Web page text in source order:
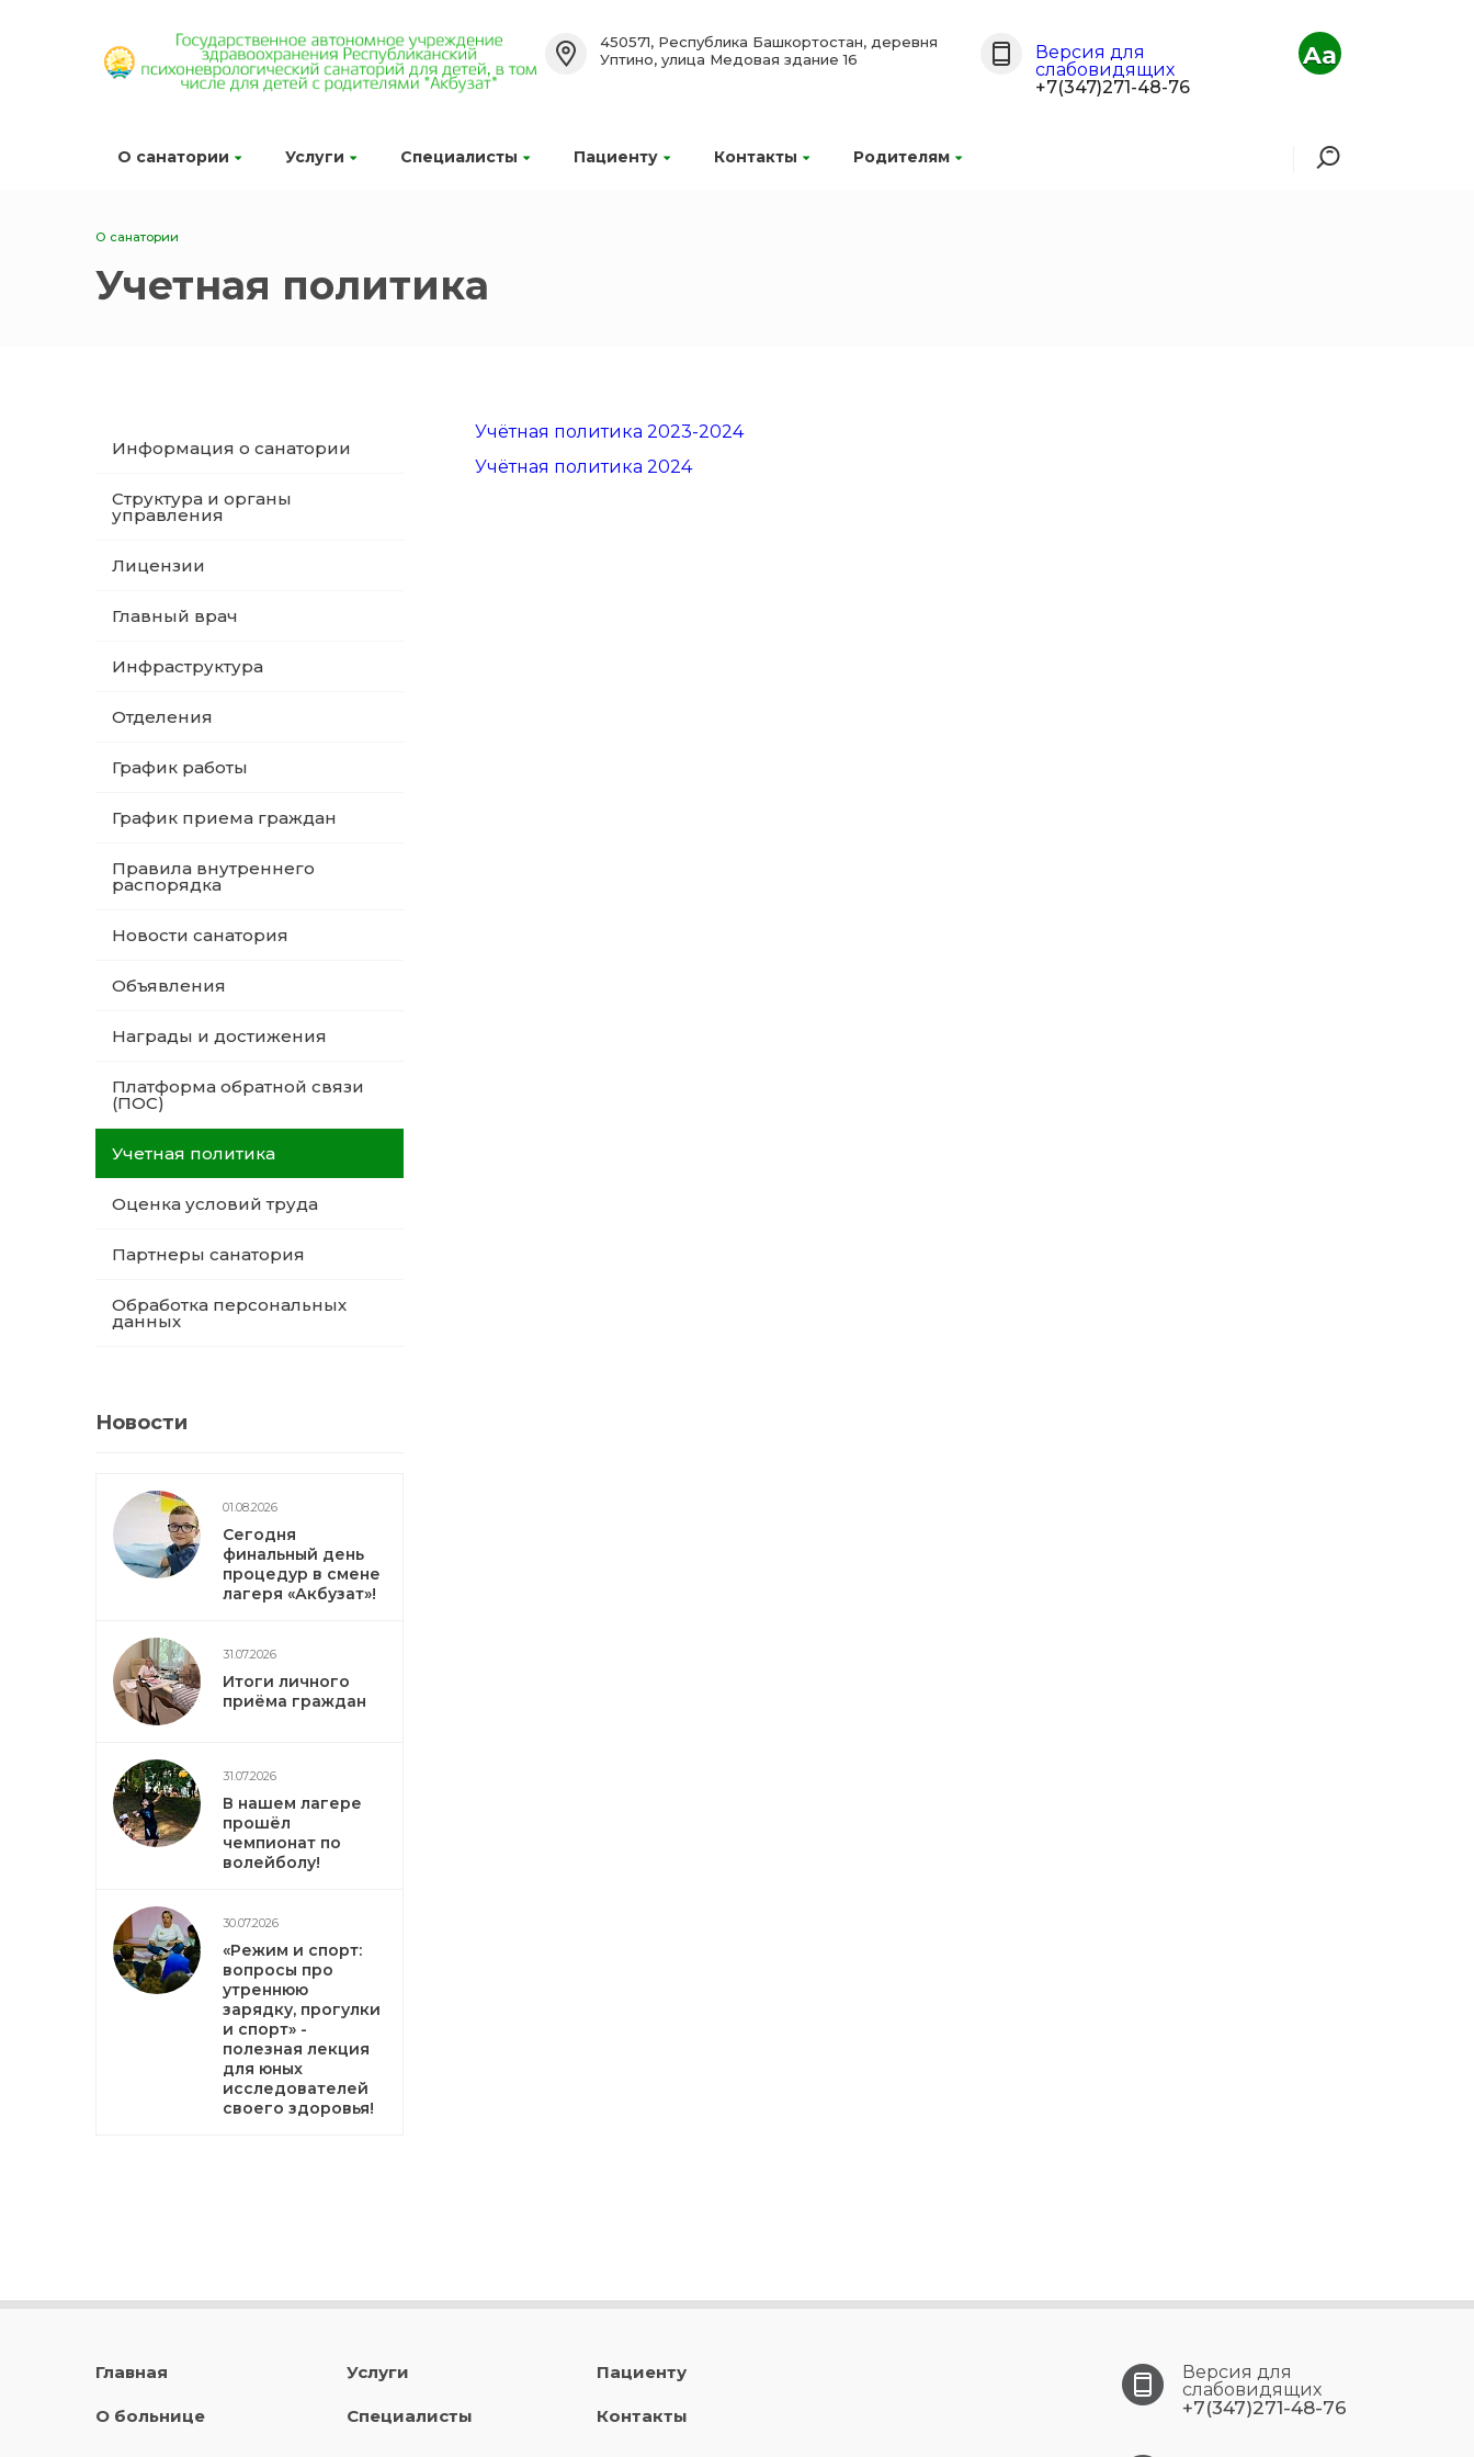
О санатории Услуги Специалисты Пациенту Контакты Родителям
450571, Республика Башкортостан, деревня
Уптино, улица Медовая здание 16
Версия для
слабовидящих
+7(347)271-48-76
Aa
О санатории
Учетная политика
Информация о санатории
Структура и органы
управления
Лицензии
Главный врач
Инфраструктура
Отделения
График работы
График приема граждан
Правила внутреннего
распорядка
Новости санатория
Объявления
Награды и достижения
Платформа обратной связи
(ПОС)
Учетная политика
Оценка условий труда
Партнеры санатория
Обработка персональных
данных
Новости
01.08.2026
Сегодня
финальный день
процедур в смене
лагеря «Акбузат»!
31.07.2026
Итоги личного
приёма граждан
31.07.2026
В нашем лагере
прошёл
чемпионат по
волейболу!
30.07.2026
«Режим и спорт:
вопросы про
утреннюю
зарядку, прогулки
и спорт» -
полезная лекция
для юных
исследователей
своего здоровья!
Учётная политика 2023-2024
Учётная политика 2024
Главная
О больнице
Услуги
Специалисты
Пациенту
Контакты
Версия для
слабовидящих
+7(347)271-48-76